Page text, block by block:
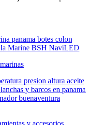
y accesorios